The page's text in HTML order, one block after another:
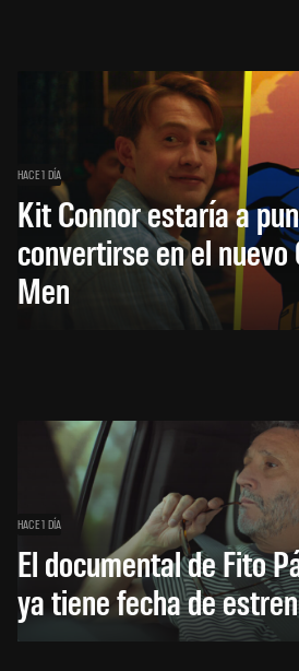
HACE 1 DÍA
Kit Connor estaría a
convertirse en el nuevo
Men
HACE 1 DÍA
El documental de Fito
ya tiene fecha de